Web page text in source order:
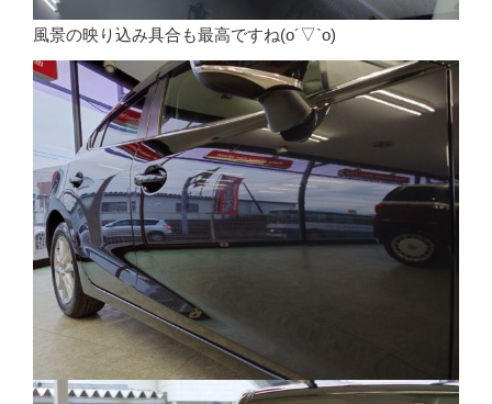
風景の映り込み具合も最高ですね(o´▽`o)